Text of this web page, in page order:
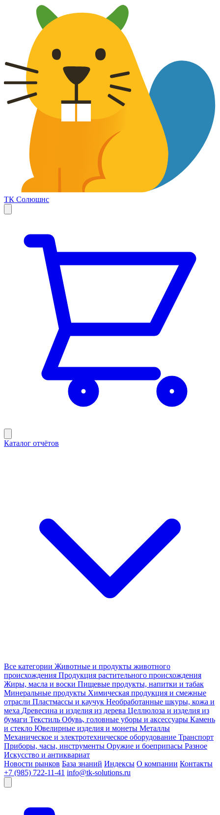
ТК Солюшнс
Каталог отчётов
Все категории Животные и продукты животного
происхождения Продукция растительного происхождения
Жиры, масла и воски Пищевые продукты, напитки и табак
Минеральные продукты Химическая продукция и смежные
отрасли Пластмассы и каучук Необработанные шкуры, кожа и
меха Древесина и изделия из дерева Целлюлоза и изделия из
бумаги Текстиль Обувь, головные уборы и аксессуары Камень
и стекло Ювелирные изделия и монеты Металлы
Механическое и электротехническое оборудование Транспорт
Приборы, часы, инструменты Оружие и боеприпасы Разное
Искусство и антиквариат
Новости рынков База знаний Индексы О компании Контакты
+7 (985) 722-11-41 info@tk-solutions.ru